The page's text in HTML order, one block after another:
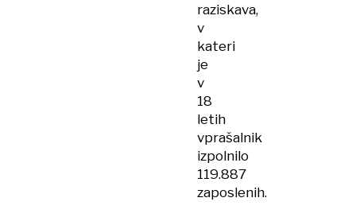
raziskava,
v
kateri
je
v
18
letih
vprašalnik
izpolnilo
119.887
zaposlenih.